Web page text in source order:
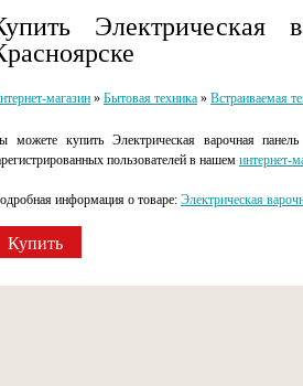
магазин» Бытовая техника» Встраиваемая
можете купить Электрическая варочная
пользователей в нашем интернет-
информация о товаре: Электрическая
Купить